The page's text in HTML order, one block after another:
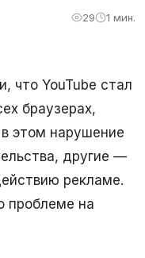
29 1 мин.
что YouTube стал
браузерах,
этом нарушение
другие —
рекламе.
проблеме на